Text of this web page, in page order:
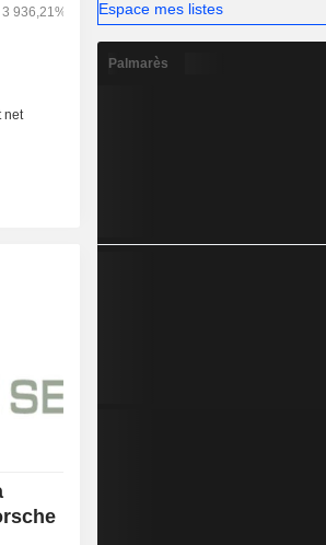
Espace mes listes
Palmarès